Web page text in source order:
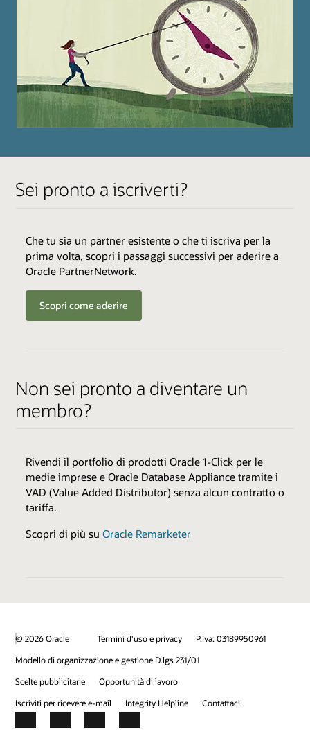
Trasferimento delle competenze
Risorse di vendita e marketing
Risorse per il supporto
Esamina tutti i fattori abilitanti e i benefit del
Rivendita di hardware e applicazioni
Attività di marketing congiunte
Logo e comunicato stampa License & Hardware
Expertise
Idoneo per incentivi
Sei pronto a iscriverti?
Che tu sia un partner esistente o che ti iscriva per la
prima volta, scopri i passaggi successivi per aderire a
Oracle PartnerNetwork.
Scopri come aderire
Non sei pronto a diventare un
membro?
Rivendi il portfolio di prodotti Oracle 1-Click per le
medie imprese e Oracle Database Appliance tramite i
VAD (Value Added Distributor) senza alcun contratto o
tariffa.
Scopri di più su Oracle Remarketer
© 2026 Oracle Termini d'uso e privacy
P.Iva: 03189950961
Modello di organizzazione e gestione D.lgs 231/01
Scelte pubblicitarie
Opportunità di lavoro
Iscriviti per ricevere e-mail
Integrity Helpline Contattaci
Facebook
X LinkedInYouTube